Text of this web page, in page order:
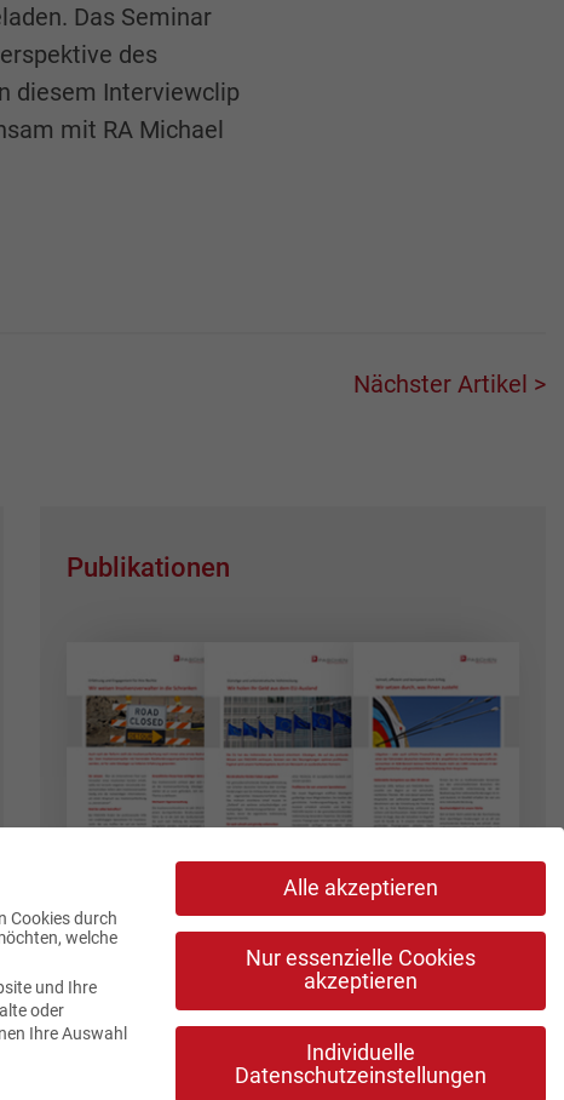
Das Seminar
des
diesem Interviewclip
mit RA Michael
Nächster Artikel >
Publikationen
Cookies durch
welche
und Ihre
oder
Ihre Auswahl
Alle akzeptieren
Nur essenzielle Cookies
akzeptieren
Individuelle
Datenschutzeinstellungen